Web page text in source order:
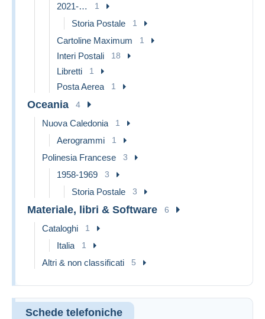
2021-… 1
Storia Postale 1
Cartoline Maximum 1
Interi Postali 18
Libretti 1
Posta Aerea 1
Oceania 4
Nuova Caledonia 1
Aerogrammi 1
Polinesia Francese 3
1958-1969 3
Storia Postale 3
Materiale, libri & Software 6
Cataloghi 1
Italia 1
Altri & non classificati 5
Schede telefoniche